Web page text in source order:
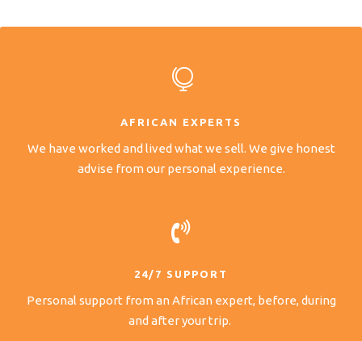
AFRICAN EXPERTS
We have worked and lived what we sell. We give honest
advise from our personal experience.
24/7 SUPPORT
Personal support from an African expert, before, during
and after your trip.